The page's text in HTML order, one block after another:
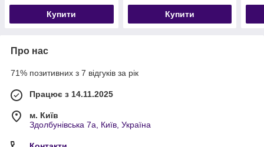
Купити Купити
Про нас
71% позитивних з 7 відгуків за рік
Працює з 14.11.2025
м. Київ
Здолбунівська 7а, Київ, Україна